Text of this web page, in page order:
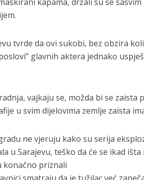
tvrde da ovi sukobi, bez obzira
glavnih aktera jednako
vajkaju se, možda bi se zaista
u svim dijelovima zemlje zaista
ne vjeruju kako su serija
u Sarajevu, teško da će se ikad
konačno priznali